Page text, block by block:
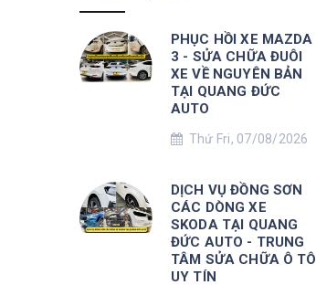
PHỤC HỒI XE MAZDA
3 - SỬA CHỮA ĐUÔI
XE VỀ NGUYÊN BẢN
TẠI QUANG ĐỨC
AUTO
Thứ Fri, 07/08/2026
DỊCH VỤ ĐỒNG SƠN
CÁC DÒNG XE
SKODA TẠI QUANG
ĐỨC AUTO - TRUNG
TÂM SỬA CHỮA Ô TÔ
UY TÍN